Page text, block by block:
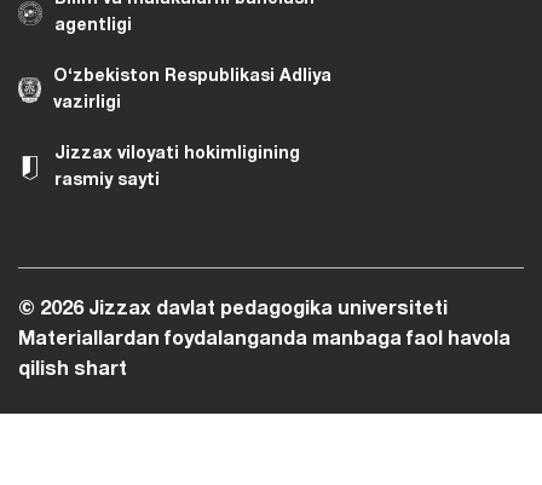
agentligi
O‘zbekiston Respublikasi Adliya
vazirligi
Jizzax viloyati hokimligining
rasmiy sayti
© 2026 Jizzax davlat pedagogika universiteti
Materiallardan foydalanganda manbaga faol havola
qilish shart